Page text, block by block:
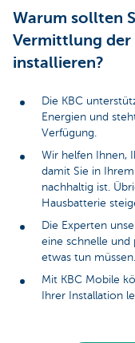
Warum sollten
Vermittlung der
installieren?
Die KBC
Energien und
Verfügung.
Wir helfen Ihnen,
damit Sie in
nachhaltig ist.
Hausbatterie
Die Experten
eine schnelle und
etwas tun müssen.
Mit KBC Mobile
Ihrer Installation